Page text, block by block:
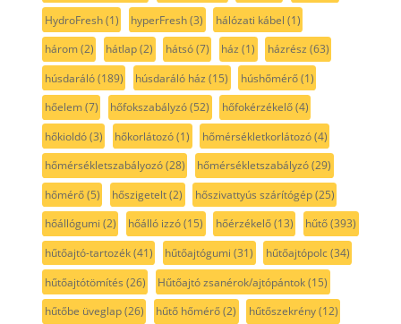
HydroFresh(1) hyperFresh(3) hálózati kábel (1)
három(2) hátlap(2) hátsó(7) ház (1) házrész (63)
húsdaráló(189) húsdaráló ház (15) húshőmérő(1)
hőelem(7) hőfokszabályzó(52) hőfokérzékelő(4)
hőkioldó(3) hőkorlátozó(1) hőmérsékletkorlátozó(4)
hőmérsékletszabályozó(28) hőmérsékletszabályzó(29)
hőmérő(5) hőszigetelt(2) hőszivattyús szárítógép(25)
hőállógumi (2) hőálló izzó(15) hőérzékelő(13) hűtő(393)
hűtőajtó-tartozék(41) hűtőajtógumi (31) hűtőajtópolc(34)
hűtőajtótömítés (26) Hűtőajtó zsanérok/ajtópántok(15)
hűtőbe üveglap(26) hűtő hőmérő(2) hűtőszekrény(12)